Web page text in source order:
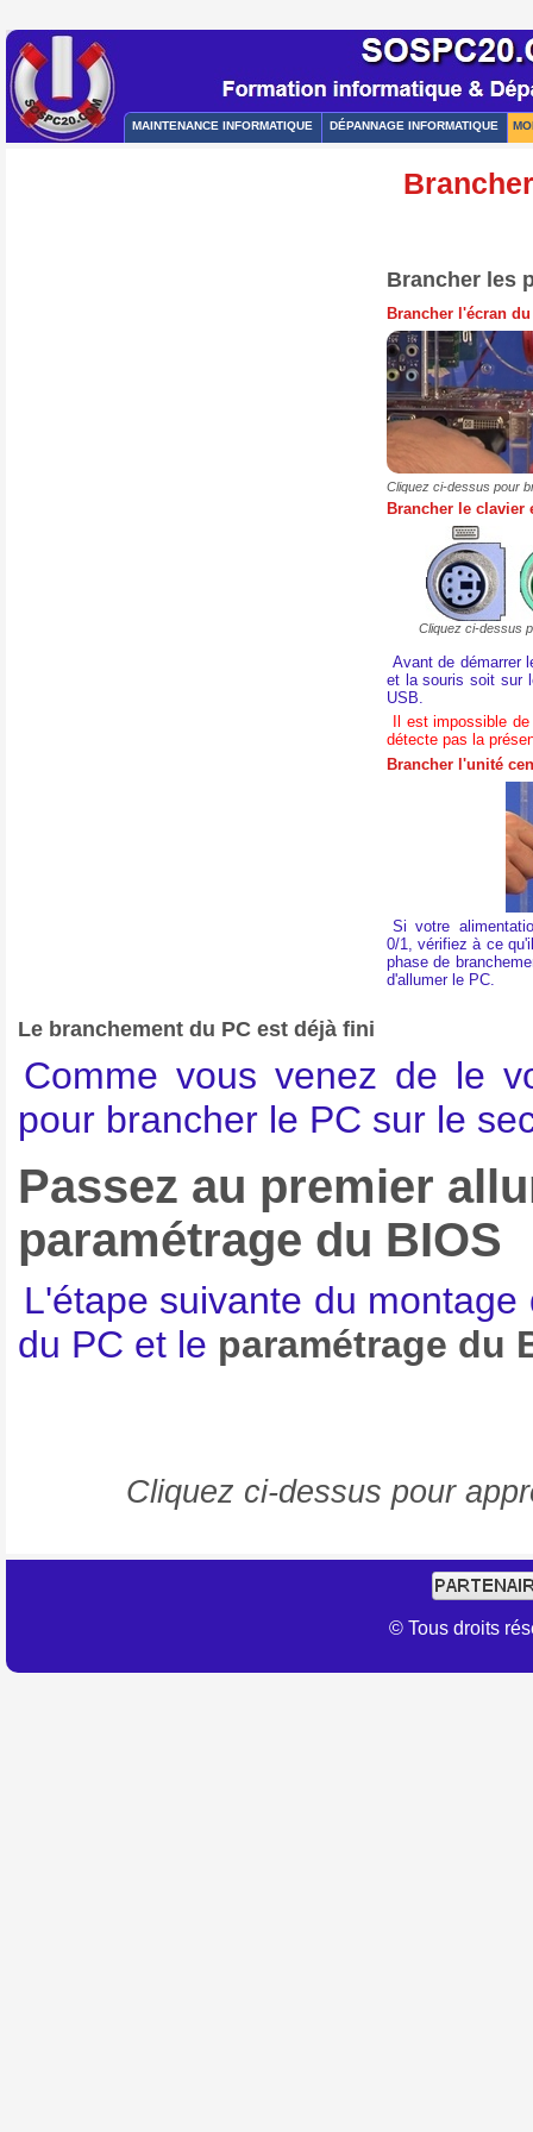
MAINTENANCE INFORMATIQUE DÉPANNAGE INFORMATIQUE
Brancher les
Brancher l'écran du
Cliquez ci-dessus pour
Brancher le clavier
Cliquez ci-dessus
Avant de démarrer
et la souris soit sur
USB.
Il est impossible
détecte pas la
Brancher l'unité
Si votre
0/1, vérifiez à ce
phase de
d'allumer le PC.
Le branchement du PC est déjà fini
Comme vous venez de le
pour brancher le PC sur le
Passez au premier
paramétrage du BIOS
L'étape suivante du
du PC et le paramétrage du
Cliquez ci-dessus pour
© Tous droits